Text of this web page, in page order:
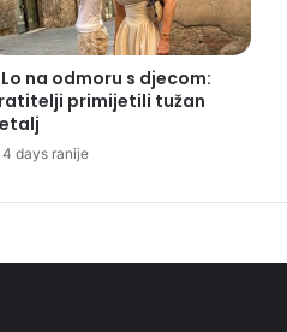
na odmoru s djecom:
primijetili tužan
4 days ranije